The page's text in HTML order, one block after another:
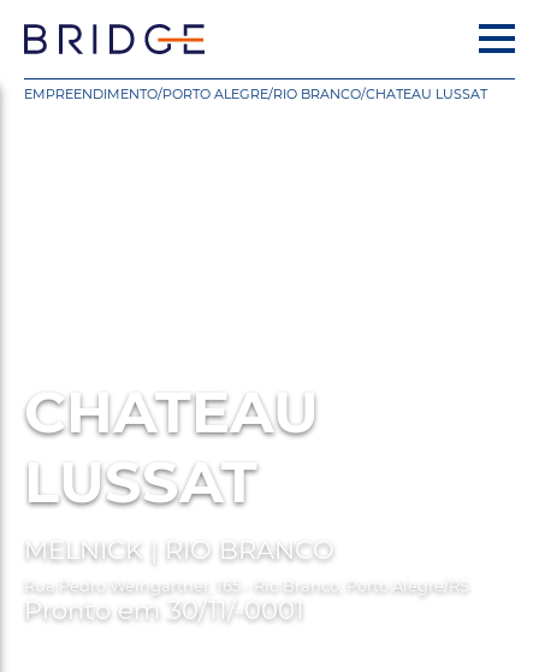
EMPREENDIMENTO/PORTO ALEGRE/RIO BRANCO/CHATEAU LUSSAT
CHATEAU
LUSSAT
MELNICK | RIO BRANCO
Rua Pedro Weingartner, 165 - Rio Branco, Porto Alegre/RS
Pronto em 30/11/-0001